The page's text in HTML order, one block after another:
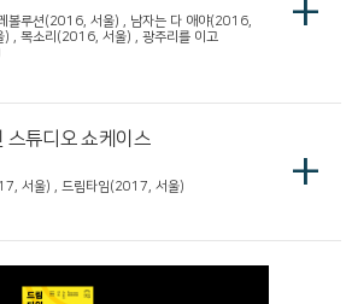
+
볼루션(2016, 서울) , 남자는 다 애야(2016,
, 목소리(2016, 서울) , 광주리를 이고
튜디오 쇼케이스
+
서울) , 드림타임(2017, 서울)